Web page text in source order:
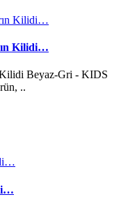
Kilidi…
Beyaz-Gri - KIDS
..